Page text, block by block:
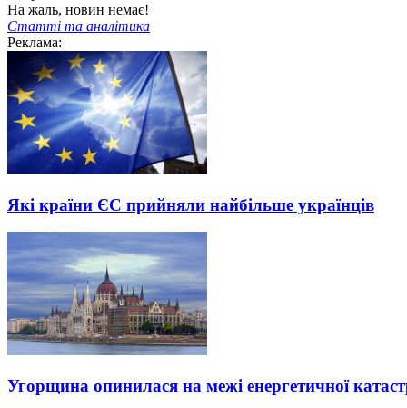
На жаль, новин немає!
Статті та аналітика
Реклама:
Які країни ЄС прийняли найбільше українців
Угорщина опинилася на межі енергетичної